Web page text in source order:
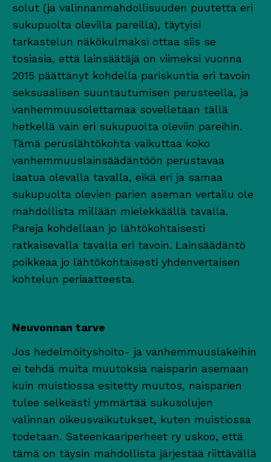
solut (ja valinnanmahdollisuuden puutetta eri
sukupuolta olevilla pareilla), täytyisi
tarkastelun näkökulmaksi ottaa siis se
tosiasia, että lainsäätäjä on viimeksi vuonna
2015 päättänyt kohdella pariskuntia eri tavoin
seksuaalisen suuntautumisen perusteella, ja
vanhemmuusolettamaa sovelletaan tällä
hetkellä vain eri sukupuolta oleviin pareihin.
Tämä peruslähtökohta vaikuttaa koko
vanhemmuuslainsäädäntöön perustavaa
laatua olevalla tavalla, eikä eri ja samaa
sukupuolta olevien parien aseman vertailu ole
mahdollista millään mielekkäällä tavalla.
Pareja kohdellaan jo lähtökohtaisesti
ratkaisevalla tavalla eri tavoin. Lainsäädäntö
poikkeaa jo lähtökohtaisesti yhdenvertaisen
kohtelun periaatteesta.
Neuvonnan tarve
Jos hedelmöityshoito- ja vanhemmuuslakeihin
ei tehdä muita muutoksia naisparin asemaan
kuin muistiossa esitetty muutos, naisparien
tulee selkeästi ymmärtää sukusolujen
valinnan oikeusvaikutukset, kuten muistiossa
todetaan. Sateenkaariperheet ry uskoo, että
tämä on täysin mahdollista järjestää riittävällä